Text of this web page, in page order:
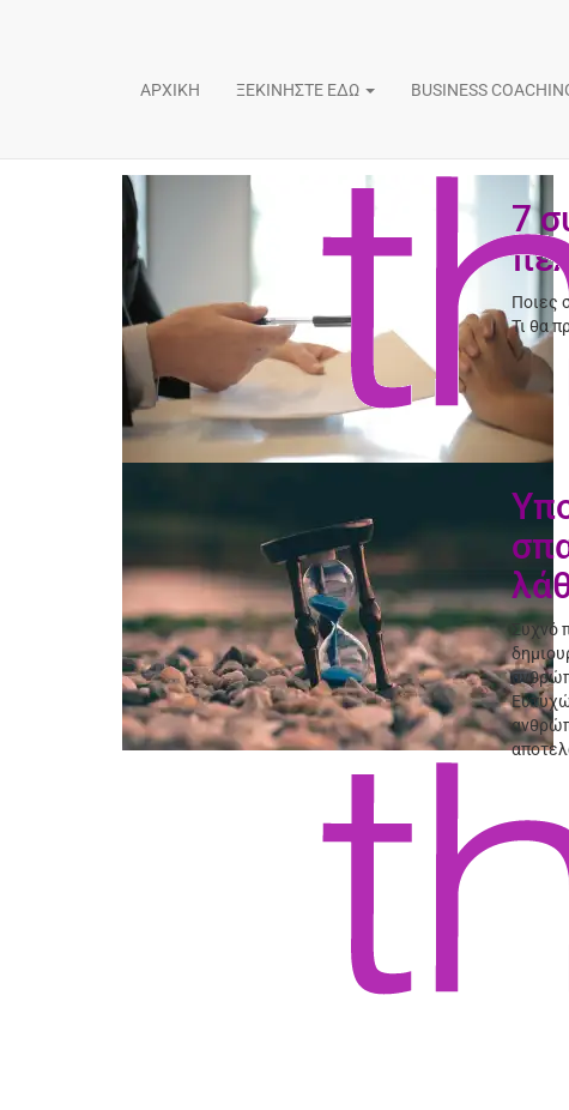
ΑΡΧΙΚΗ ΞΕΚΙΝΗΣΤΕ ΕΔΩ BUSINESS
7
Ποιες
Τι θα
Συχνό